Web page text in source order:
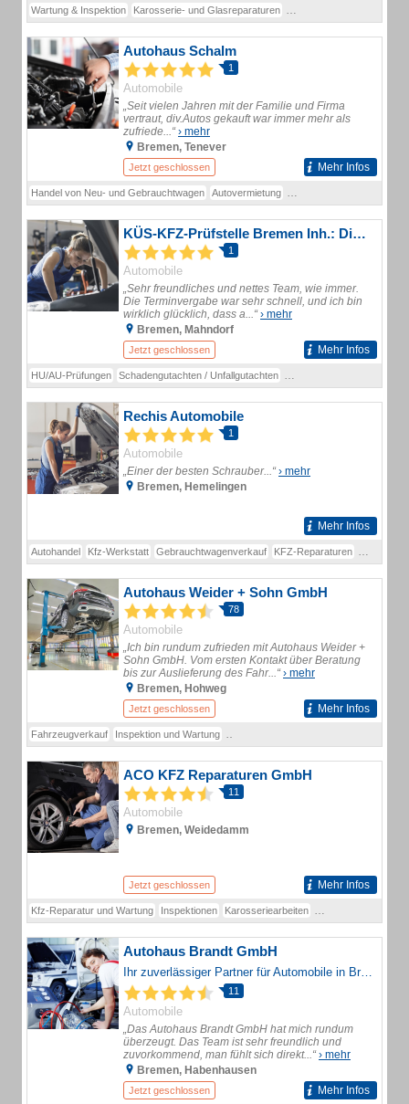
Wartung & Inspektion Karosserie- und Glasreparaturen
Autohaus Schalm
1
Automobile
„Seit vielen Jahren mit der Familie und Firma
vertraut, div.Autos gekauft war immer mehr als
zufriede...“› mehr
Bremen, Tenever
Jetzt geschlossen Mehr Infos
Handel von Neu- und Gebrauchtwagen Autovermietung
KÜS-KFZ-Prüfstelle Bremen Inh.: Dipl.-Ing. Walter Lübke
1
Automobile
„Sehr freundliches und nettes Team, wie immer.
Die Terminvergabe war sehr schnell, und ich bin
wirklich glücklich, dass a...“› mehr
Bremen, Mahndorf
Jetzt geschlossen Mehr Infos
HU/AU-Prüfungen Schadengutachten / Unfallgutachten
Rechis Automobile
1
Automobile
„Einer der besten Schrauber...“› mehr
Bremen, Hemelingen
Mehr Infos
Autohandel Kfz-Werkstatt Gebrauchtwagenverkauf KFZ-Reparaturen
Autohaus Weider + Sohn GmbH
78
Automobile
„Ich bin rundum zufrieden mit Autohaus Weider +
Sohn GmbH. Vom ersten Kontakt über Beratung
bis zur Auslieferung des Fahr...“› mehr
Bremen, Hohweg
Jetzt geschlossen Mehr Infos
Fahrzeugverkauf Inspektion und Wartung
ACO KFZ Reparaturen GmbH
11
Automobile
Bremen, Weidedamm
Jetzt geschlossen Mehr Infos
Kfz-Reparatur und Wartung Inspektionen Karosseriearbeiten
Autohaus Brandt GmbH
Ihr zuverlässiger Partner für Automobile in Bremen und Umgebung
11
Automobile
„Das Autohaus Brandt GmbH hat mich rundum
überzeugt. Das Team ist sehr freundlich und
zuvorkommend, man fühlt sich direkt...“› mehr
Bremen, Habenhausen
Jetzt geschlossen Mehr Infos